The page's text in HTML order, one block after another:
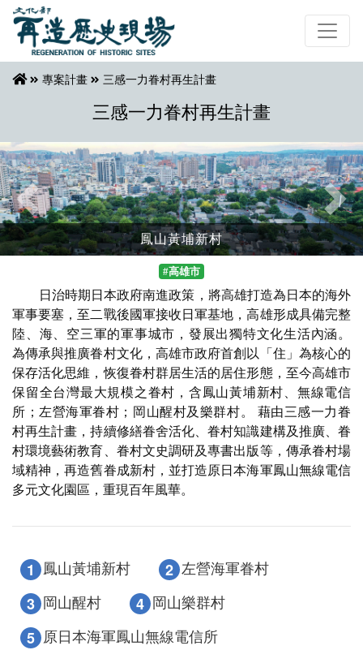
專案計畫 三感一力眷村再生計畫
三感一力眷村再生計畫
鳳山黃埔新村
Previous Next
#高雄市
日治時期日本政府南進政策，將高雄打造為日本的海外
軍事要塞，至二戰後國軍接收日軍基地，高雄形成具備完整
陸、海、空三軍的軍事城市，發展出獨特文化生活內涵。
為傳承與推廣眷村文化，高雄市政府首創以「住」為核心的
保存活化思維，恢復眷村群居生活的居住形態，至今高雄市
保留全台灣最大規模之眷村，含鳳山黃埔新村、無線電信
所；左營海軍眷村；岡山醒村及樂群村。 藉由三感一力眷
村再生計畫，持續修繕眷舍活化、眷村知識建構及推廣、眷
村環境藝術教育、眷村文史調研及專書出版等，傳承眷村場
域精神，再造舊眷成新村，並打造原日本海軍鳳山無線電信
多元文化園區，重現百年風華。
1 鳳山黃埔新村 2 左營海軍眷村
3 岡山醒村 4 岡山樂群村
5 原日本海軍鳳山無線電信所